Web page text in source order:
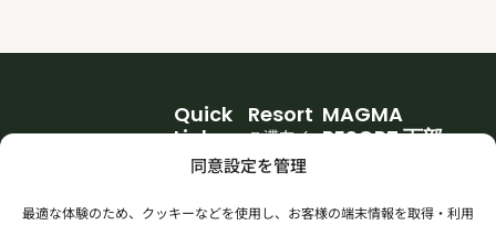
同意設定を管理
最適な体験のため、クッキーなどを使用し、お客様の端末情報を取得・利用
学べる、森のリゾー
Resort
ご滞在イ
メージ
ビティ
Quick
Links
団体利用
ャンプ
MAGMA
RESORT 下部
町上之平1900